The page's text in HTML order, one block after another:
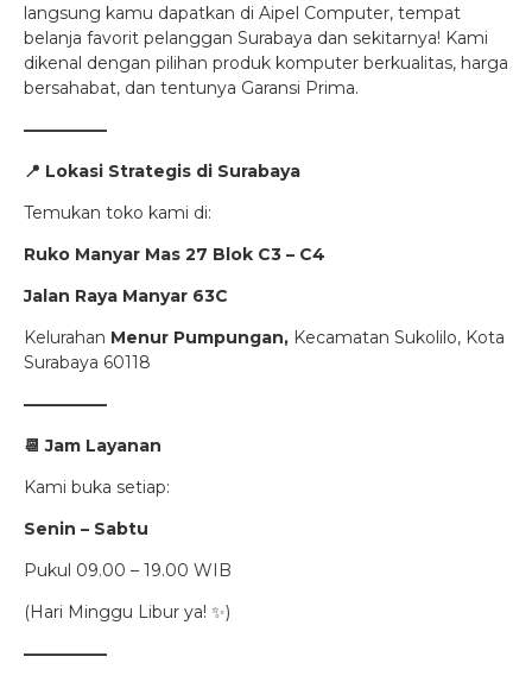
langsung kamu dapatkan di Aipel Computer, tempat
belanja favorit pelanggan Surabaya dan sekitarnya! Kami
dikenal dengan pilihan produk komputer berkualitas, harga
bersahabat, dan tentunya Garansi Prima.
—————
📍 Lokasi Strategis di Surabaya
Temukan toko kami di:
Ruko Manyar Mas 27 Blok C3 – C4
Jalan Raya Manyar 63C
Kelurahan Menur Pumpungan, Kecamatan Sukolilo, Kota
Surabaya 60118
—————
📆 Jam Layanan
Kami buka setiap:
Senin – Sabtu
Pukul 09.00 – 19.00 WIB
(Hari Minggu Libur ya! ✨)
—————